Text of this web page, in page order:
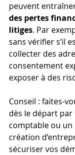
peuvent
des pertes
litiges. Par
sans vérifier s’il
collecter des
consentement
exposer à des
Conseil : faites-
dès le départ
comptable ou un
création
sécuriser vos